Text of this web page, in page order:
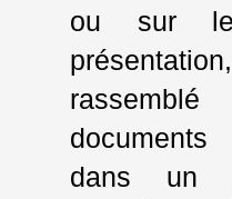
ou sur
dans un